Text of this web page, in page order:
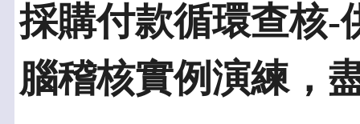
採購付款循環查核-
腦稽核實例演練，